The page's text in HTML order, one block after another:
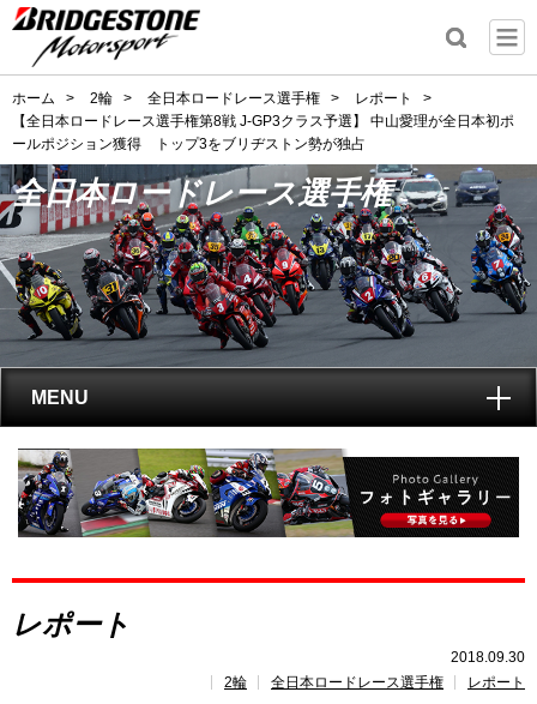
ホーム > 2輪 > 全日本ロードレース選手権 > レポート
>
【全日本ロードレース選手権第8戦 J-GP3クラス予選】 中山愛理が全日本初ポ
ールポジション獲得 トップ3をブリヂストン勢が独占
全日本ロードレース選手権
MENU
トップ
全日本ロードレース選手権とは?
レポート
速報
レポート
2018.09.30
2輪
全日本ロードレース選手権 レポート